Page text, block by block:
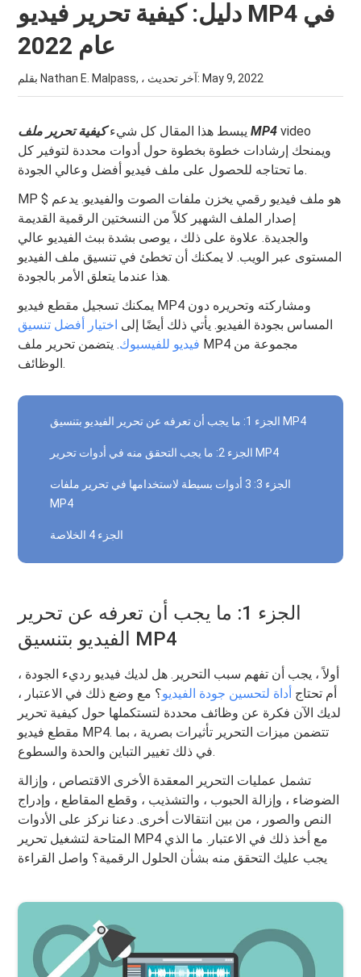
دليل: كيفية تحرير فيديو MP4 في
عام 2022
بقلم Nathan E. Malpass, ، آخر تحديث: May 9, 2022
يبسط هذا المقال كل شيء كيفية تحرير ملف MP4 video
ويمنحك إرشادات خطوة بخطوة حول أدوات محددة لتوفير كل
ما تحتاجه للحصول على ملف فيديو أفضل وعالي الجودة.
MP $ هو ملف فيديو رقمي يخزن ملفات الصوت والفيديو. يدعم
إصدار الملف الشهير كلاً من النسختين الرقمية القديمة
والجديدة. علاوة على ذلك ، يوصى بشدة ببث الفيديو عالي
المستوى عبر الويب. لا يمكنك أن تخطئ في تنسيق ملف الفيديو
هذا عندما يتعلق الأمر بالجودة.
يمكنك تسجيل مقطع فيديو MP4 ومشاركته وتحريره دون
المساس بجودة الفيديو. يأتي ذلك أيضًا إلى اختيار أفضل تنسيق
فيديو للفيسبوك. يتضمن تحرير ملف MP4 مجموعة من
الوظائف.
الجزء 1: ما يجب أن تعرفه عن تحرير الفيديو بتنسيق MP4
الجزء 2: ما يجب التحقق منه في أدوات تحرير MP4
الجزء 3: 3 أدوات بسيطة لاستخدامها في تحرير ملفات
MP4
الجزء 4 الخلاصة
الجزء 1: ما يجب أن تعرفه عن تحرير
الفيديو بتنسيق MP4
أولاً ، يجب أن تفهم سبب التحرير. هل لديك فيديو رديء الجودة ،
أم تحتاج أداة لتحسين جودة الفيديو؟ مع وضع ذلك في الاعتبار ،
لديك الآن فكرة عن وظائف محددة لتستكملها حول كيفية تحرير
مقطع فيديو MP4. تتضمن ميزات التحرير تأثيرات بصرية ، بما
في ذلك تغيير التباين والحدة والسطوع.
تشمل عمليات التحرير المعقدة الأخرى الاقتصاص ، وإزالة
الضوضاء ، وإزالة الحبوب ، والتشذيب ، وقطع المقاطع ، وإدراج
النص والصور ، من بين انتقالات أخرى. دعنا نركز على الأدوات
المتاحة لتشغيل تحرير MP4 مع أخذ ذلك في الاعتبار. ما الذي
يجب عليك التحقق منه بشأن الحلول الرقمية؟ واصل القراءة